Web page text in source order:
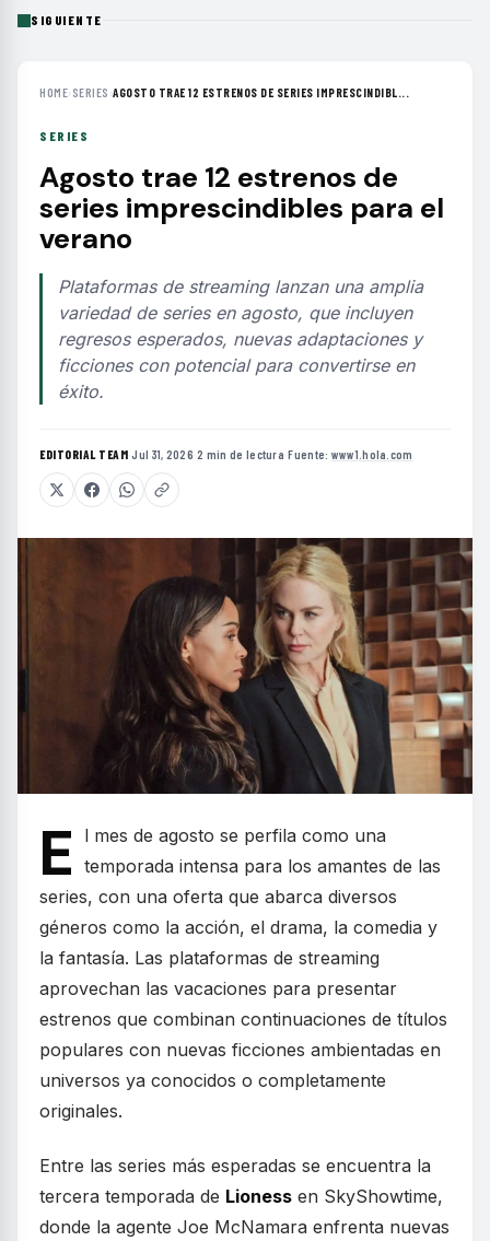
SIGUIENTE
HOME› SERIES ›AGOSTO TRAE 12 ESTRENOS DE SERIES IMPRESCINDIBL...
SERIES
Agosto trae 12 estrenos de
series imprescindibles para el
verano
Plataformas de streaming lanzan una amplia
variedad de series en agosto, que incluyen
regresos esperados, nuevas adaptaciones y
ficciones con potencial para convertirse en
éxito.
EDITORIAL TEAM·Jul 31, 2026·2 min de lectura·Fuente: www1.hola.com
E
l mes de agosto se perfila como una
temporada intensa para los amantes de las
series, con una oferta que abarca diversos
géneros como la acción, el drama, la comedia y
la fantasía. Las plataformas de streaming
aprovechan las vacaciones para presentar
estrenos que combinan continuaciones de títulos
populares con nuevas ficciones ambientadas en
universos ya conocidos o completamente
originales.
Entre las series más esperadas se encuentra la
tercera temporada de Lioness en SkyShowtime,
donde la agente Joe McNamara enfrenta nuevas